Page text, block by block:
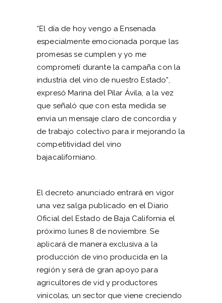
“El día de hoy vengo a Ensenada
especialmente emocionada porque las
promesas se cumplen y yo me
comprometí durante la campaña con la
industria del vino de nuestro Estado”,
expresó Marina del Pilar Ávila, a la vez
que señaló que con esta medida se
envía un mensaje claro de concordia y
de trabajo colectivo para ir mejorando la
competitividad del vino
bajacaliforniano.
El decreto anunciado entrará en vigor
una vez salga publicado en el Diario
Oficial del Estado de Baja California el
próximo lunes 8 de noviembre. Se
aplicará de manera exclusiva a la
producción de vino producida en la
región y será de gran apoyo para
agricultores de vid y productores
vinícolas, un sector que viene creciendo